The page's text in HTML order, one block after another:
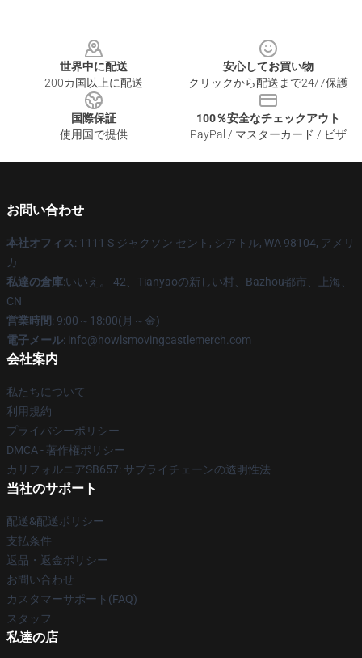
世界中に配送
200カ国以上に配送
安心してお買い物
クリックから配送まで24/7保護
国際保証
使用国で提供
100％安全なチェックアウト
PayPal / マスターカード / ビザ
お問い合わせ
本社オフィス: 1111 S ジャクソン セント, シアトル, WA 98104, アメリ
カ
私達の倉庫:いいえ。 42、Tianyaoの新しい村、Bazhou都市、上海、
CN
営業時間: 9:00～18:00(月～金)
電子メール: info@howlsmovingcastlemerch.com
会社案内
私たちについて
利用規約
プライバシーポリシー
DMCA - 著作権ポリシー
カリフォルニアSB657: サプライチェーンの透明性法
当社のサポート
配送&配送ポリシー
支払条件
返品・返金ポリシー
お問い合わせ
カスタマーサポート(FAQ)
スタッフ
私達の店